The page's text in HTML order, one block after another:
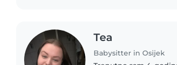
Tea
Babysitter in Osijek